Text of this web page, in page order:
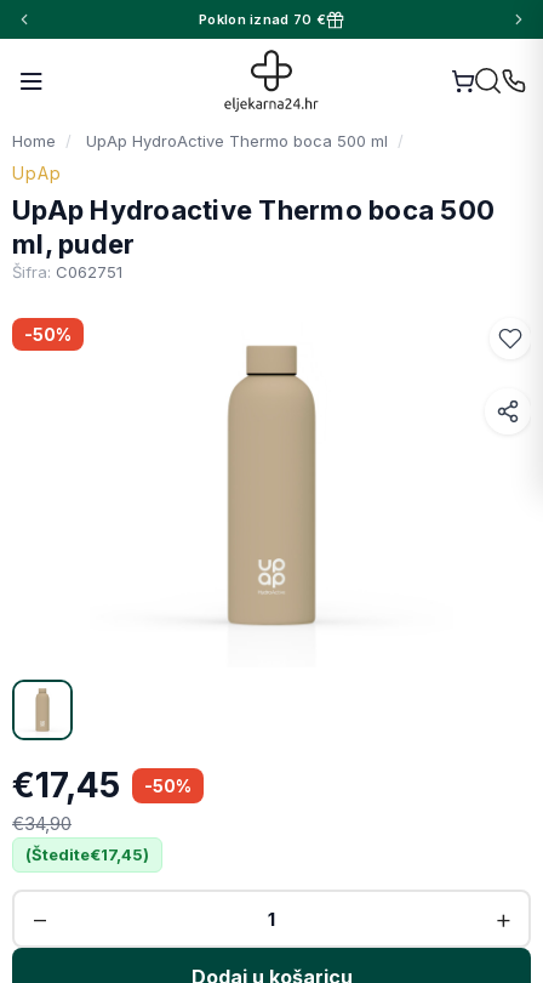
Poklon iznad 70 €
Home UpAp HydroActive Thermo boca 500 ml
UpAp
UpAp Hydroactive Thermo boca 500
ml, puder
Šifra: C062751
-50%
€34,90
€17,45 -50%
(Štedite€17,45)